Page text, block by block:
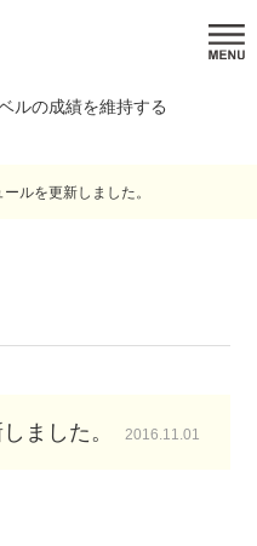
ルの成績を維持する
ルを更新しました。
ました。 2016.11.01